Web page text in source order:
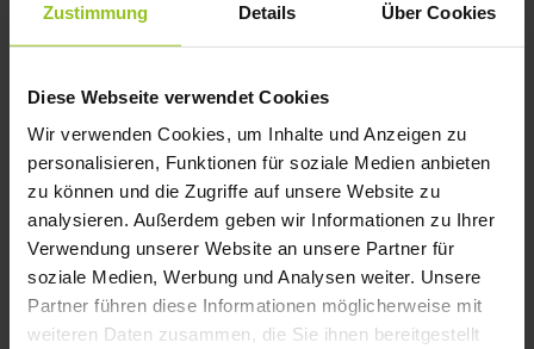
Zustimmung Details Über Cookies
Diese Webseite verwendet Cookies
Wir verwenden Cookies, um Inhalte und Anzeigen zu
personalisieren, Funktionen für soziale Medien anbieten
zu können und die Zugriffe auf unsere Website zu
analysieren. Außerdem geben wir Informationen zu Ihrer
Verwendung unserer Website an unsere Partner für
soziale Medien, Werbung und Analysen weiter. Unsere
Partner führen diese Informationen möglicherweise mit
weiteren Daten zusammen, die Sie ihnen bereitgestellt
du Zeit. Du gewinnst Ruhe. Du gewinnst Kopfkapazität
und genau daraus entsteht Zufriedenheit – nicht aus
du pro Woche wirklich in Führung? und damit meine
ich nicht „mitlaufen und hoffen“, sondern echtes
Führen: Erwartungen klären, Ziele setzen, Feedback
geben, Entwicklung begleiten, Konsequenzen ziehen.
Warum viele klassische Modelle für Mitarbeiter oft
enttäuschen
Im Gespräch wurde sehr deutlich, warum viele bAV-